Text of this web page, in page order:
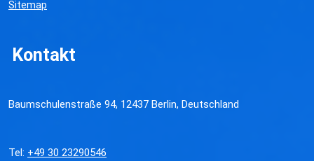
Sitemap
Kontakt
Baumschulenstraße 94, 12437 Berlin, Deutschland
Tel: +49 30 23290546